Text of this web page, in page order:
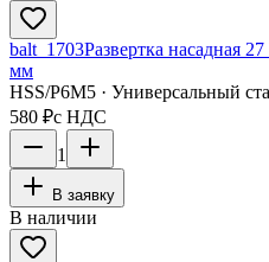
balt_1703Развертка насадная
мм
HSS/Р6М5 · Универсальный
580 ₽с НДС
1
В заявку
В наличии